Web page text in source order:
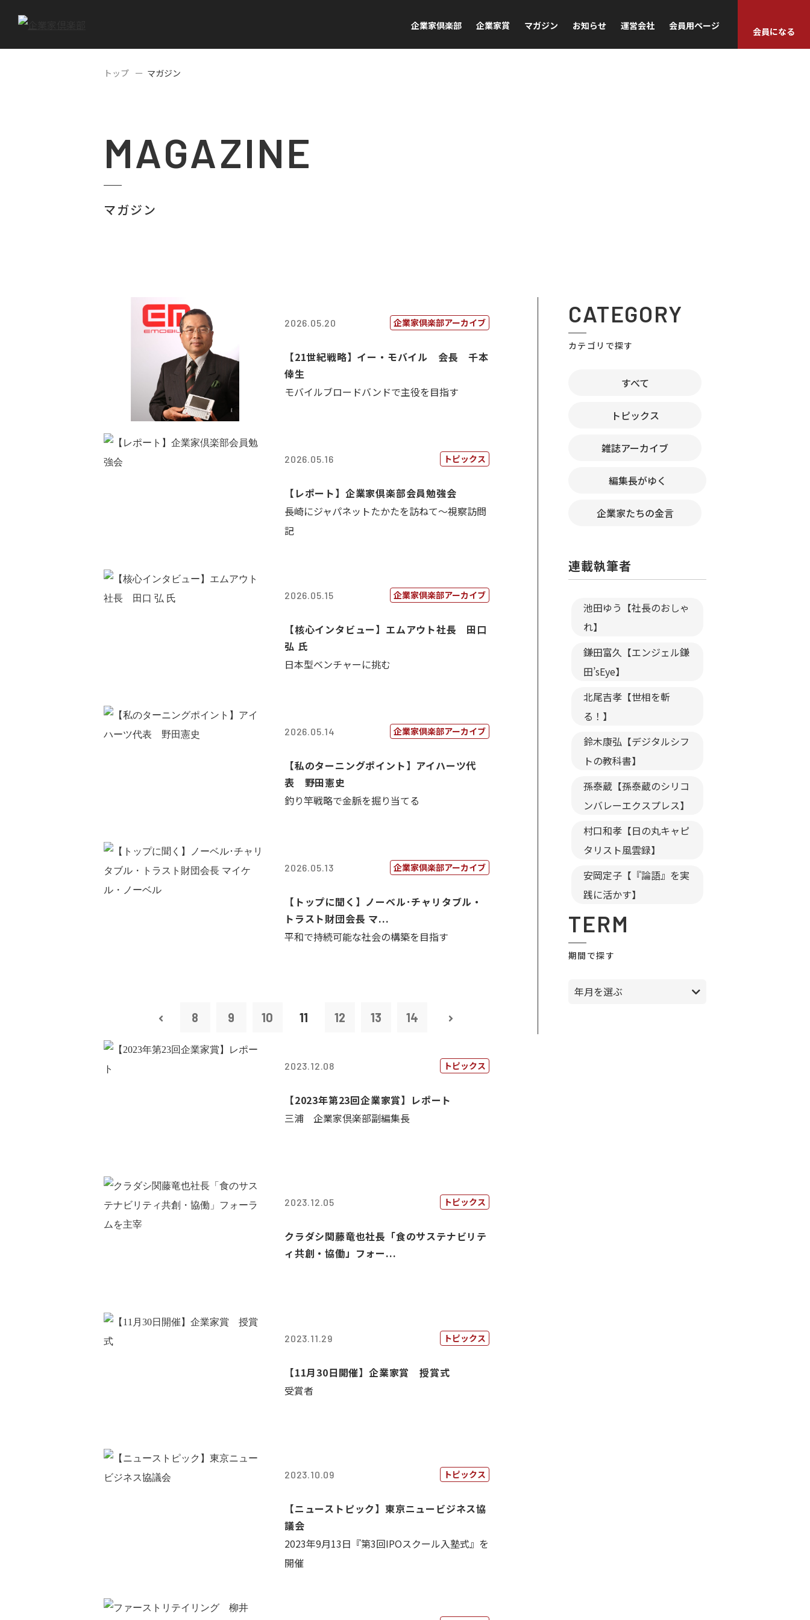
企業家倶楽部 企業家賞 マガジン お知らせ 運営会社 会員用ページ
会員になる
トップ マガジン
MAGAZINE
マガジン
2026.05.20 企業家倶楽部アーカイブ
【21世紀戦略】イー・モバイル 会長 千本
倖生
モバイルブロードバンドで主役を目指す
2026.05.16 トピックス
【レポート】企業家倶楽部会員勉強会
長崎にジャパネットたかたを訪ねて～視察訪問
記
2026.05.15 企業家倶楽部アーカイブ
【核心インタビュー】エムアウト社長 田口
弘 氏
日本型ベンチャーに挑む
2026.05.14 企業家倶楽部アーカイブ
【私のターニングポイント】アイハーツ代
表 野田憲史
釣り竿戦略で金脈を掘り当てる
2026.05.13 企業家倶楽部アーカイブ
【トップに聞く】ノーベル･チャリタブル・
トラスト財団会長 マ...
平和で持続可能な社会の構築を目指す
8 9 10 11 12 13 14
2023.12.08 トピックス
【2023年第23回企業家賞】レポート
三浦 企業家倶楽部副編集長
2023.12.05 トピックス
クラダシ関藤竜也社長「食のサステナビリテ
ィ共創・協働」フォー...
2023.11.29 トピックス
【11月30日開催】企業家賞 授賞式
受賞者
2023.10.09 トピックス
【ニューストピック】東京ニュービジネス協
議会
2023年9月13日『第3回IPOスクール入塾式』を
開催
CATEGORY
カテゴリで探す
すべて
トピックス
雑誌アーカイブ
編集長がゆく
企業家たちの金言
連載執筆者
池田ゆう【社長のおしゃ
れ】
鎌田富久【エンジェル鎌
田’sEye】
北尾吉孝【世相を斬
る！】
鈴木康弘【デジタルシフ
トの教科書】
孫泰蔵【孫泰蔵のシリコ
ンバレーエクスプレス】
村口和孝【日の丸キャピ
タリスト風雲録】
安岡定子【『論語』を実
践に活かす】
TERM
期間で探す
年月を選ぶ